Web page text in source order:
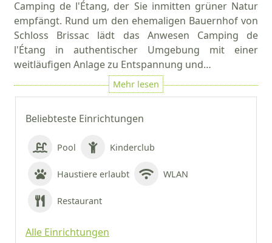
Beliebteste Einrichtungen
Pool Kinderclub
Haustiere erlaubt WLAN
Restaurant
Alle Einrichtungen
Camping de l'Étang, der Sie inmitten grüner Natur
empfängt. Rund um den ehemaligen Bauernhof von
Schloss Brissac lädt das Anwesen Camping de
l'Étang in authentischer Umgebung mit einer
weitläufigen Anlage zu Entspannung und…